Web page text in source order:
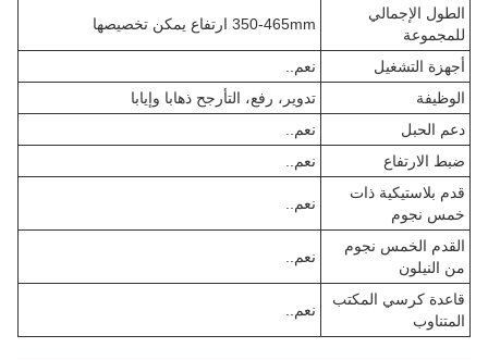
الطول الإجمالي
للمجموعة
350-465mm ارتفاع يمكن تخصيصها
أجهزة التشغيل
نعم..
الوظيفة
تدوير، رفع، التأرجح ذهابا وإيابا
دعم الحبل
نعم..
ضبط الارتفاع
نعم..
قدم بلاستيكية ذات
خمس نجوم
نعم..
القدم الخمس نجوم
من النيلون
نعم..
قاعدة كرسي المكتب
المتناوب
نعم..